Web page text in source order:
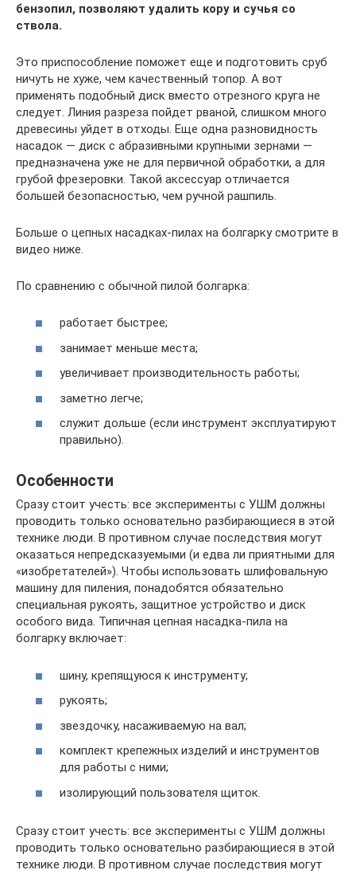
бензопил, позволяют удалить кору и сучья со
ствола.
Это приспособление поможет еще и подготовить сруб
ничуть не хуже, чем качественный топор. А вот
применять подобный диск вместо отрезного круга не
следует. Линия разреза пойдет рваной, слишком много
древесины уйдет в отходы. Еще одна разновидность
насадок — диск с абразивными крупными зернами —
предназначена уже не для первичной обработки, а для
грубой фрезеровки. Такой аксессуар отличается
большей безопасностью, чем ручной рашпиль.
Больше о цепных насадках-пилах на болгарку смотрите в
видео ниже.
По сравнению с обычной пилой болгарка:
работает быстрее;
занимает меньше места;
увеличивает производительность работы;
заметно легче;
служит дольше (если инструмент эксплуатируют
правильно).
Особенности
Сразу стоит учесть: все эксперименты с УШМ должны
проводить только основательно разбирающиеся в этой
технике люди. В противном случае последствия могут
оказаться непредсказуемыми (и едва ли приятными для
«изобретателей»). Чтобы использовать шлифовальную
машину для пиления, понадобятся обязательно
специальная рукоять, защитное устройство и диск
особого вида. Типичная цепная насадка-пила на
болгарку включает:
шину, крепящуюся к инструменту;
рукоять;
звездочку, насаживаемую на вал;
комплект крепежных изделий и инструментов
для работы с ними;
изолирующий пользователя щиток.
Сразу стоит учесть: все эксперименты с УШМ должны
проводить только основательно разбирающиеся в этой
технике люди. В противном случае последствия могут